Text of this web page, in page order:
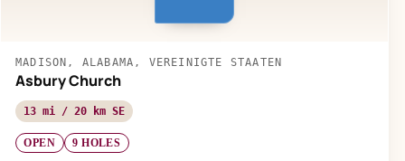
MADISON, ALABAMA, VEREINIGTE STAATEN
Asbury Church
13 mi / 20 km SE
OPEN 9 HOLES